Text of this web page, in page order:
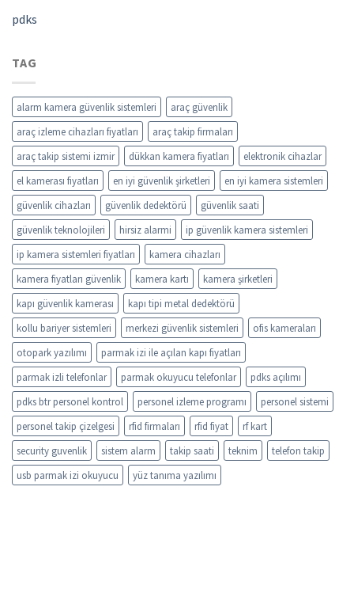
pdks
TAG
alarm kamera güvenlik sistemleri
araç güvenlik
araç izleme cihazları fiyatları
araç takip firmaları
araç takip sistemi izmir
dükkan kamera fiyatları
elektronik cihazlar
el kamerası fiyatları
en iyi güvenlik şirketleri
en iyi kamera sistemleri
güvenlik cihazları
güvenlik dedektörü
güvenlik saati
güvenlik teknolojileri
hirsiz alarmi
ip güvenlik kamera sistemleri
ip kamera sistemleri fiyatları
kamera cihazları
kamera fiyatları güvenlik
kamera kartı
kamera şirketleri
kapı güvenlik kamerası
kapı tipi metal dedektörü
kollu bariyer sistemleri
merkezi güvenlik sistemleri
ofis kameraları
otopark yazılımı
parmak izi ile açılan kapı fiyatları
parmak izli telefonlar
parmak okuyucu telefonlar
pdks açılımı
pdks btr personel kontrol
personel izleme programı
personel sistemi
personel takip çizelgesi
rfid firmaları rfid fiyat
rf kart
security guvenlik
sistem alarm takip saati teknim
telefon takip
usb parmak izi okuyucu
yüz tanıma yazılımı